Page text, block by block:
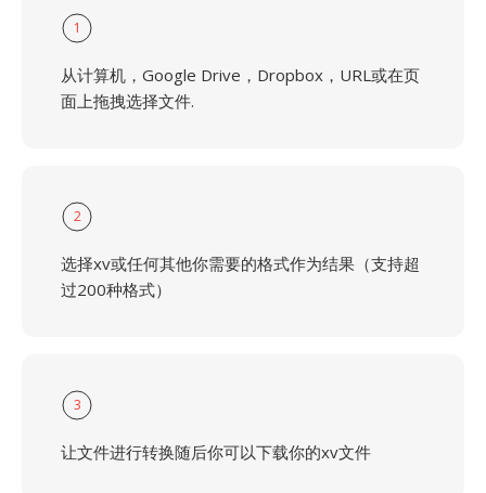
1
从计算机，Google Drive，Dropbox，URL或在页
面上拖拽选择文件.
2
选择xv或任何其他你需要的格式作为结果（支持超
过200种格式）
3
让文件进行转换随后你可以下载你的xv文件